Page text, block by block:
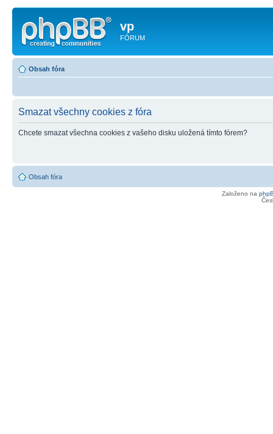
vp
FÓRUM
Obsah fóra
Smazat všechny cookies z fóra
Chcete smazat všechna cookies z vašeho disku uložená tímto fórem?
Obsah fóra
Založeno na